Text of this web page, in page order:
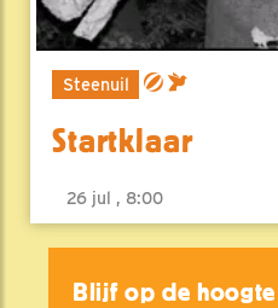
Steenuil
Startklaar
26 jul , 8:00
Blijf op de hoogte